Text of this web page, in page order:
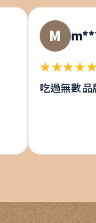
M
吃過無數